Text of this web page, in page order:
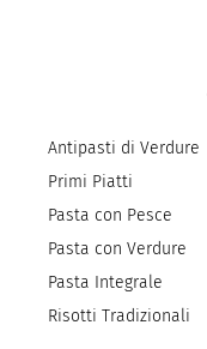
Antipasti di Verdure
Primi Piatti
Pasta con Pesce
Pasta con Verdure
Pasta Integrale
Risotti Tradizionali